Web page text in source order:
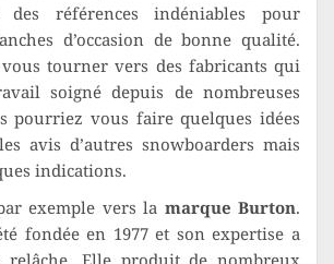
des références indéniables pour
d’occasion de bonne qualité.
vous tourner vers des fabricants qui
soigné depuis de nombreuses
pourriez vous faire quelques idées
avis d’autres snowboarders mais
indications.
exemple vers la marque Burton.
fondée en 1977 et son expertise a